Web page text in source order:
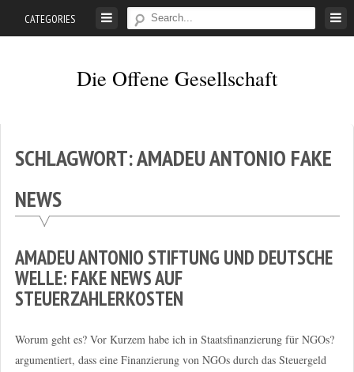
CATEGORIES
Die Offene Gesellschaft
SCHLAGWORT:AMADEU ANTONIO FAKE
NEWS
AMADEU ANTONIO STIFTUNG UND DEUTSCHE
WELLE: FAKE NEWS AUF
STEUERZAHLERKOSTEN
Worum geht es? Vor Kurzem habe ich in Staatsfinanzierung für NGOs?
argumentiert, dass eine Finanzierung von NGOs durch das Steuergeld